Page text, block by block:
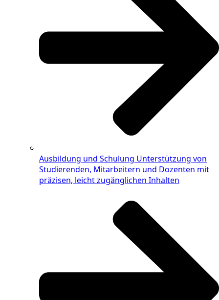
Ausbildung und Schulung Unterstützung von
Studierenden, Mitarbeitern und Dozenten mit
präzisen, leicht zugänglichen Inhalten